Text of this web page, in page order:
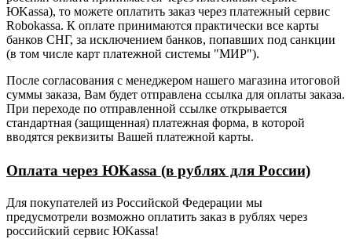
ЮKassa), то можете оплатить заказ через платежный сервис
Robokassa. К оплате принимаются практически все карты
банков СНГ, за исключением банков, попавших под санкции
(в том числе карт платежной системы "МИР").
После согласования с менеджером нашего магазина итоговой
суммы заказа, Вам будет отправлена ссылка для оплаты заказа.
При переходе по отправленной ссылке открывается
стандартная (защищенная) платежная форма, в которой
вводятся реквизиты Вашей платежной карты.
Оплата через ЮKassa (в рублях для России)
Для покупателей из Российской Федерации мы
предусмотрели возможно оплатить заказ в рублях через
российский сервис ЮKassa!